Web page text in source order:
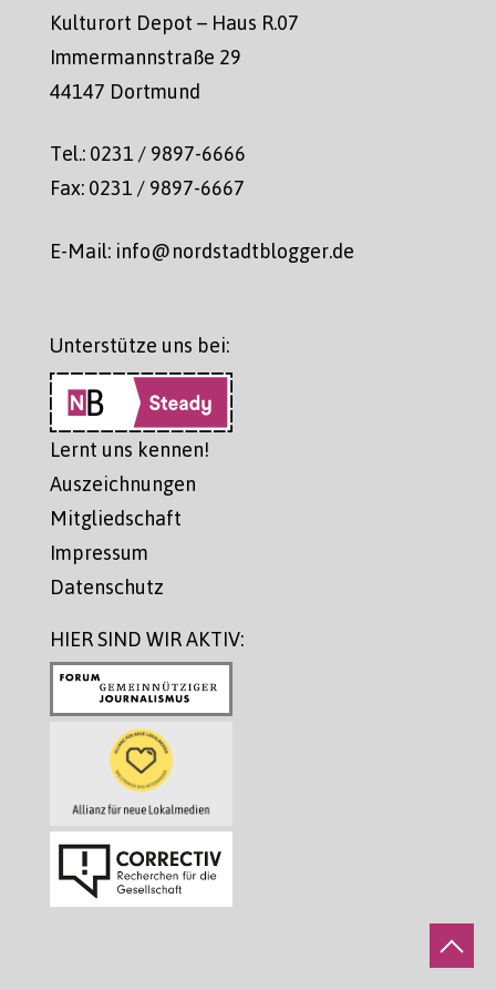
Kulturort Depot – Haus R.07
Immermannstraße 29
44147 Dortmund
Tel.: 0231 / 9897-6666
Fax: 0231 / 9897-6667
E-Mail: info@nordstadtblogger.de
Unterstütze uns bei:
Lernt uns kennen!
Auszeichnungen
Mitgliedschaft
Impressum
Datenschutz
HIER SIND WIR AKTIV: